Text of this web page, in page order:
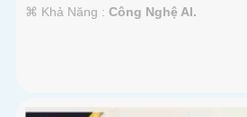
️⌘ Khả Năng : Công Nghệ AI.